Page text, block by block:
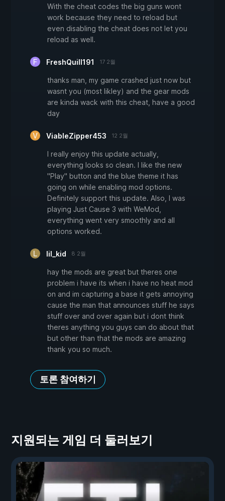
With the cheat codes the big guns wont
work because they need to reload but
even disabling the cheat does not let you
reload as well.
FreshQuill191 17 2월
thanks man, my game crashed just now but
wasnt you (most likley) and the gear mods
are kinda wack with this cheat, have a good
day
ViableZipper453 12 2월
I really enjoy this update actually,
everything looks so clean. I like the new
"Play" button and the blue theme it has
going on while enabling mod options.
Definitely support this update. Also, I was
playing Just Cause 3 with WeMod,
everything went very smoothly and all
options worked.
lil_kid 8 2월
hay the mods are great but theres one
problem i have its when i have no heat mod
on and im capturing a base it gets annoying
cause the man that announces stuff he says
stuff over and over again but i dont think
theres anything you guys can do about that
but other than that the mods are amazing
thank you so much.
토론 참여하기
지원되는 게임 더 둘러보기